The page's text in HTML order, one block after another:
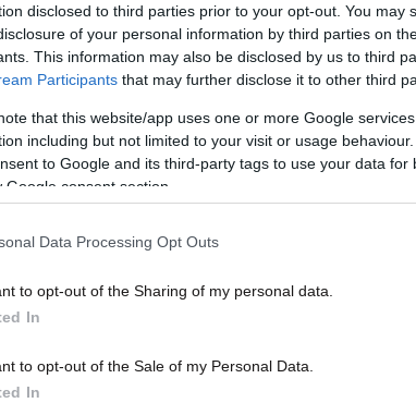
disclosed to third parties prior to your opt-out. You may
of your personal information by third parties on
This information may also be disclosed by us to third
Participants that may further disclose it to other third
that this website/app uses one or more Google
including but not limited to your visit or usage
to Google and its third-party tags to use your data for
Google consent section.
Data Processing Opt Outs
to opt-out of the Sharing of my personal data.
In
to opt-out of the Sale of my Personal Data.
In
αξεσουάρ της ήταν το κλασικό Cartier Tank
στην ιστορία της ωρολογοποιίας. Το
το 1917 και ξεχωρίζει για το ορθογώνιο
σχεδιασμό του, στοιχεία που ταιριάζουν
συζύγου του JFK Jr.